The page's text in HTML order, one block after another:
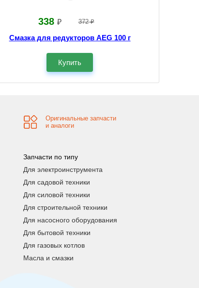
338 ₽ 372 ₽
Смазка для редукторов AEG 100 г
Купить
Оригинальные запчасти
и аналоги
Запчасти по типу
Для электроинструмента
Для садовой техники
Для силовой техники
Для строительной техники
Для насосного оборудования
Для бытовой техники
Для газовых котлов
Масла и смазки